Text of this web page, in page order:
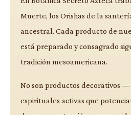
Muerte, los Orishas de la
ancestral. Cada producto de
está preparado y consagrado
tradición mesoamericana.
No son productos decorativos
espirituales activas que